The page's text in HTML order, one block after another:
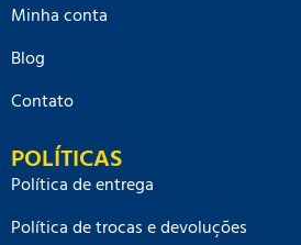
Minha conta
Blog
Contato
POLÍTICAS
Política de entrega
Política de trocas e devoluções